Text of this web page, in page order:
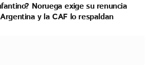
Noruega exige su renuncia
y la CAF lo respaldan